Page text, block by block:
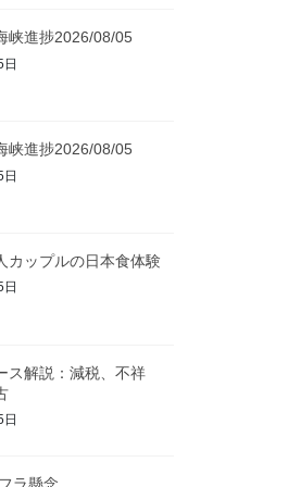
峡進捗2026/08/05
峡進捗2026/08/05
カップルの日本食体験
ス解説：減税、不祥